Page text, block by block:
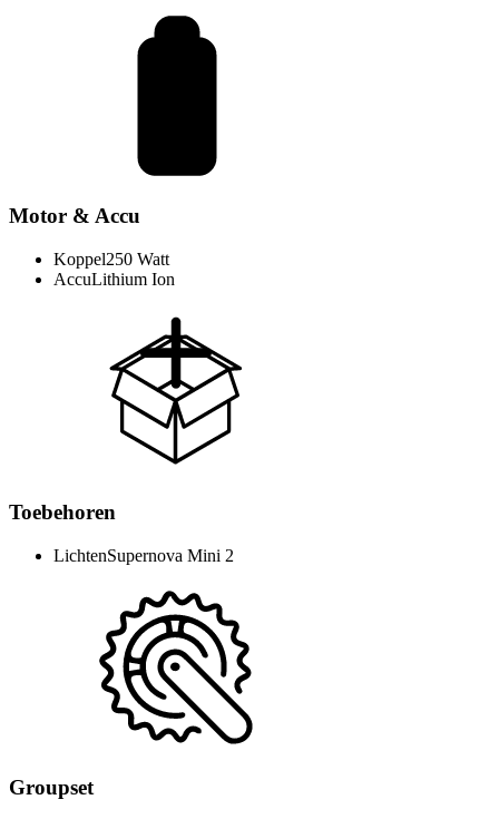
Motor & Accu
Koppel250 Watt
AccuLithium Ion
Toebehoren
LichtenSupernova Mini 2
Groupset